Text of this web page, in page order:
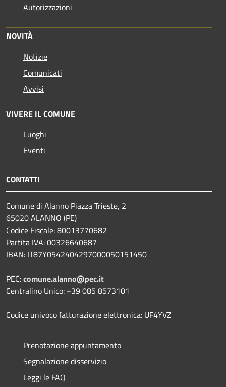
Autorizzazioni
NOVITÀ
Notizie
Comunicati
Avvisi
VIVERE IL COMUNE
Luoghi
Eventi
CONTATTI
Comune di Alanno Piazza Trieste, 2
65020 ALANNO (PE)
Codice Fiscale: 80013770682
Partita IVA: 00326640687
IBAN: IT87Y0542404297000050151450
PEC:comune.alanno@pec.it
Centralino Unico: +39 085 8573101
Codice univoco fatturazione elettronica: UF4YVZ
Prenotazione appuntamento
Segnalazione disservizio
Leggi le FAQ